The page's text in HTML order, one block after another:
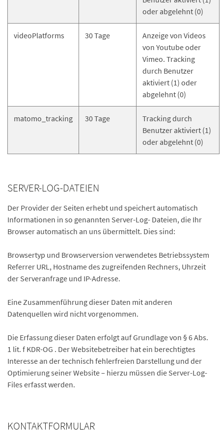
oder abgelehnt (0)
videoPlatforms 30 Tage
Anzeige von Videos
von Youtube oder
Vimeo. Tracking
durch Benutzer
aktiviert (1) oder
abgelehnt (0)
matomo_tracking 30 Tage
Tracking durch
Benutzer aktiviert (1)
oder abgelehnt (0)
SERVER-LOG-DATEIEN
Der Provider der Seiten erhebt und speichert automatisch
Informationen in so genannten Server-Log- Dateien, die Ihr
Browser automatisch an uns übermittelt. Dies sind:
Browsertyp und Browserversion verwendetes Betriebssystem
Referrer URL, Hostname des zugreifenden Rechners, Uhrzeit
der Serveranfrage und IP-Adresse.
Eine Zusammenführung dieser Daten mit anderen
Datenquellen wird nicht vorgenommen.
Die Erfassung dieser Daten erfolgt auf Grundlage von § 6 Abs.
1 lit. f KDR-OG . Der Websitebetreiber hat ein berechtigtes
Interesse an der technisch fehlerfreien Darstellung und der
Optimierung seiner Website – hierzu müssen die Server-Log-
Files erfasst werden.
KONTAKTFORMULAR